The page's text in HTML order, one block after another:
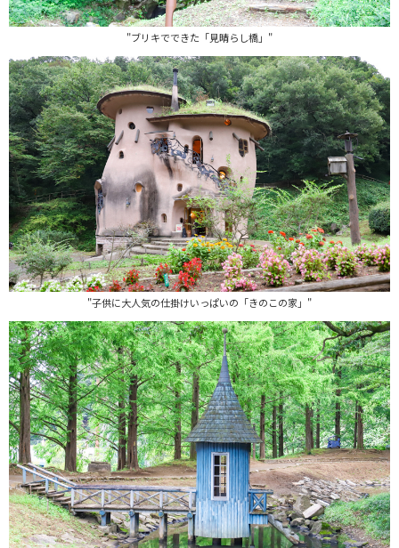
"ブリキでできた「見晴らし橋」"
"子供に大人気の仕掛けいっぱいの「きのこの家」"